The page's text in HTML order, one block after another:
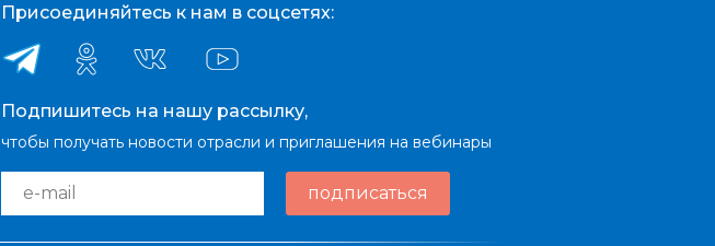
e-mail подписаться
Подпишитесь на нашу рассылку,
чтобы получать новости отрасли и приглашения на вебинары
Присоединяйтесь к нам в соцсетях: